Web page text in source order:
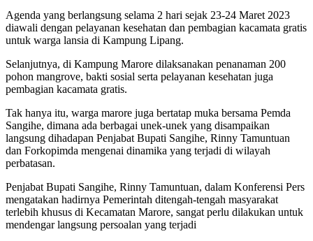
Agenda yang berlangsung selama 2 hari sejak 23-24 Maret 2023
diawali dengan pelayanan kesehatan dan pembagian kacamata gratis
untuk warga lansia di Kampung Lipang.
Selanjutnya, di Kampung Marore dilaksanakan penanaman 200
pohon mangrove, bakti sosial serta pelayanan kesehatan juga
pembagian kacamata gratis.
Tak hanya itu, warga marore juga bertatap muka bersama Pemda
Sangihe, dimana ada berbagai unek-unek yang disampaikan
langsung dihadapan Penjabat Bupati Sangihe, Rinny Tamuntuan
dan Forkopimda mengenai dinamika yang terjadi di wilayah
perbatasan.
Penjabat Bupati Sangihe, Rinny Tamuntuan, dalam Konferensi Pers
mengatakan hadirnya Pemerintah ditengah-tengah masyarakat
terlebih khusus di Kecamatan Marore, sangat perlu dilakukan untuk
mendengar langsung persoalan yang terjadi